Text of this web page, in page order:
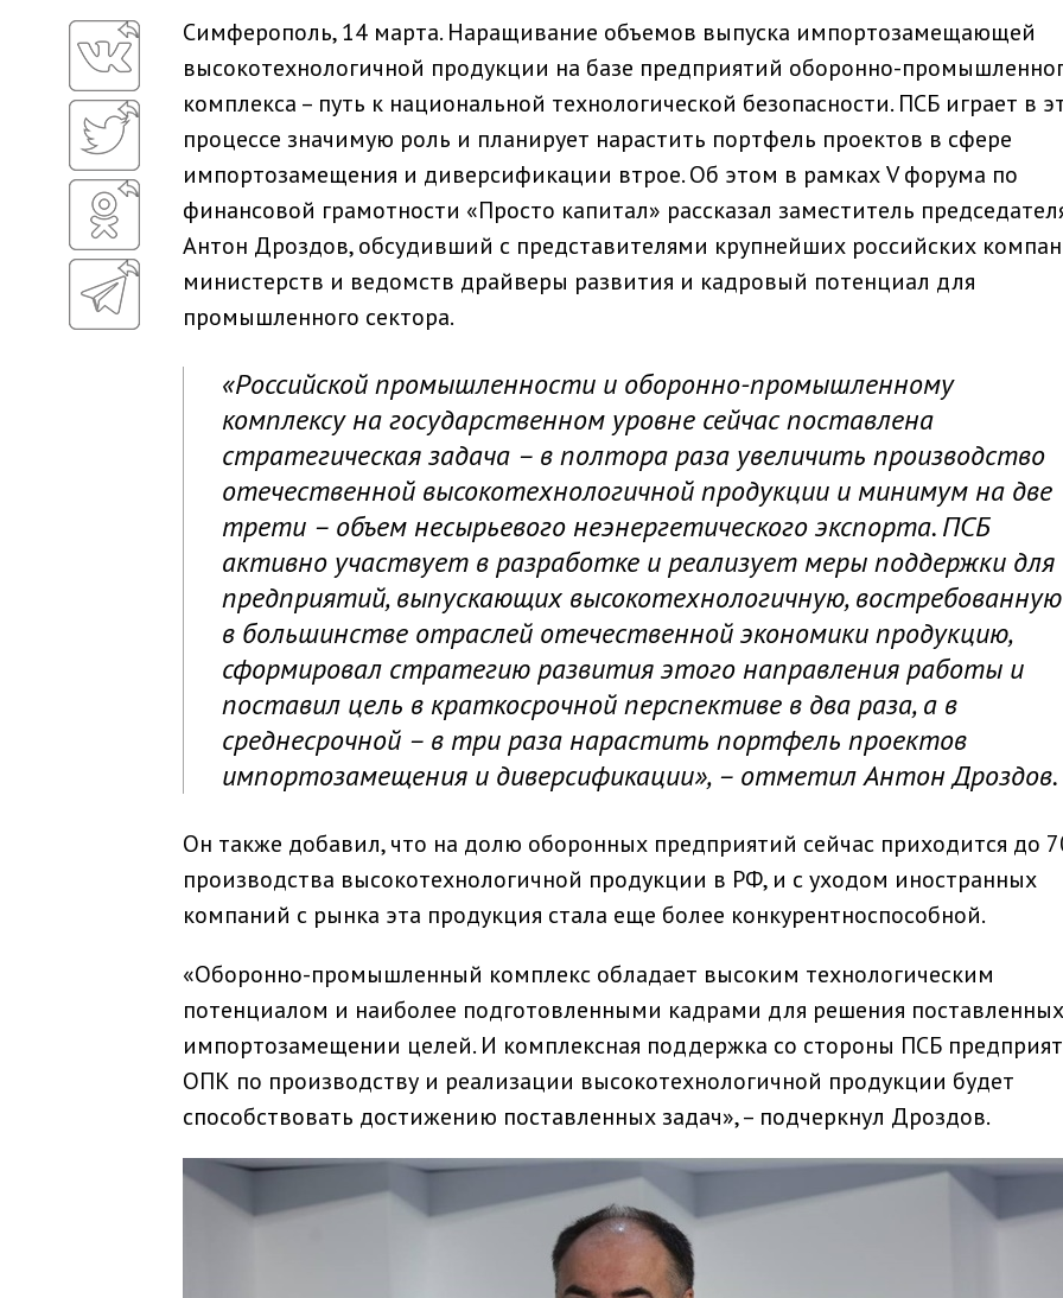
Симферополь, 14 марта. Наращивание объемов выпуска импортозамещающей
высокотехнологичной продукции на базе предприятий оборонно-
комплекса – путь к национальной технологической безопасности. ПСБ играет в
процессе значимую роль и планирует нарастить портфель проектов в сфере
импортозамещения и диверсификации втрое. Об этом в рамках V форума по
финансовой грамотности «Просто капитал» рассказал заместитель
Антон Дроздов, обсудивший с представителями крупнейших российских
министерств и ведомств драйверы развития и кадровый потенциал для
промышленного сектора.
«Российской промышленности и оборонно-промышленному
комплексу на государственном уровне сейчас поставлена
стратегическая задача – в полтора раза увеличить производство
отечественной высокотехнологичной продукции и минимум на две
трети – объем несырьевого неэнергетического экспорта. ПСБ
активно участвует в разработке и реализует меры поддержки для
предприятий, выпускающих высокотехнологичную, востребованную
в большинстве отраслей отечественной экономики продукцию,
сформировал стратегию развития этого направления работы и
поставил цель в краткосрочной перспективе в два раза, а в
среднесрочной – в три раза нарастить портфель проектов
импортозамещения и диверсификации», – отметил Антон Дроздов.
Он также добавил, что на долю оборонных предприятий сейчас приходится до
производства высокотехнологичной продукции в РФ, и с уходом иностранных
компаний с рынка эта продукция стала еще более конкурентноспособной.
«Оборонно-промышленный комплекс обладает высоким технологическим
потенциалом и наиболее подготовленными кадрами для решения
импортозамещении целей. И комплексная поддержка со стороны ПСБ
ОПК по производству и реализации высокотехнологичной продукции будет
способствовать достижению поставленных задач», – подчеркнул Дроздов.